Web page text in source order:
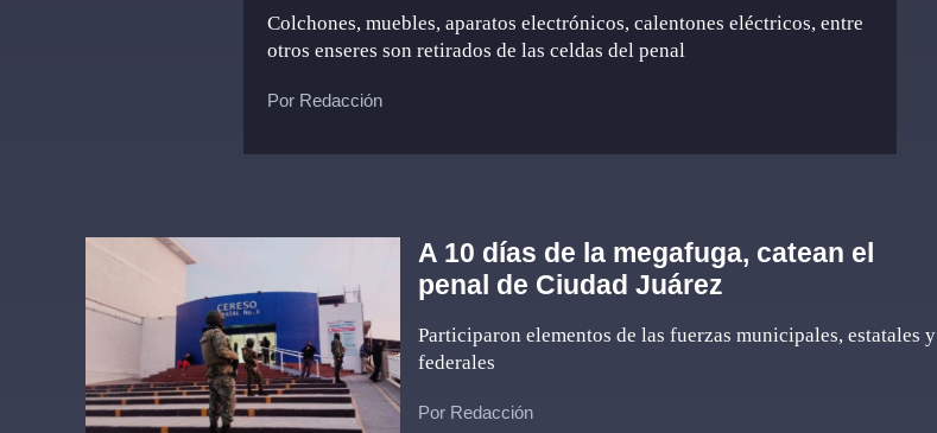
Colchones, muebles, aparatos electrónicos, calentones eléctricos, entre
otros enseres son retirados de las celdas del penal
Por Redacción
A 10 días de la megafuga, catean el
penal de Ciudad Juárez
Participaron elementos de las fuerzas municipales, estatales y
federales
Por Redacción